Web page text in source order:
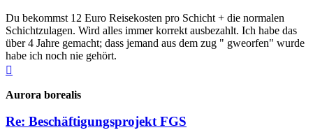
Du bekommst 12 Euro Reisekosten pro Schicht + die normalen
Schichtzulagen. Wird alles immer korrekt ausbezahlt. Ich habe das
über 4 Jahre gemacht; dass jemand aus dem zug " gweorfen" wurde
habe ich noch nie gehört.
Aurora borealis
Re: Beschäftigungsprojekt FGS